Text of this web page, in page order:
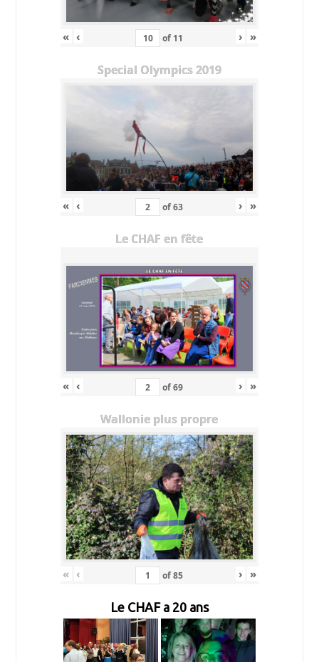
« ‹ of 11 › »
Special Olympics 2019
« ‹ of63 › »
Le CHAF en fête
« ‹ of69 › »
Wallonie plus propre
« ‹ of85 › »
Le CHAF a 20 ans